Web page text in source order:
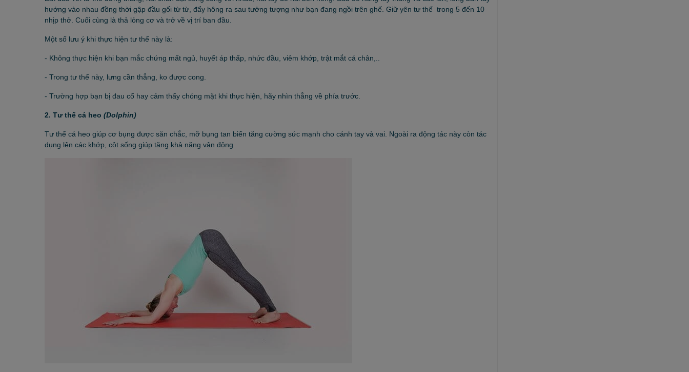
hướng vào nhau đồng thời gập đầu gối từ từ, đẩy hông ra sau tưởng tượng như bạn đang ngồi trên ghế. Giữ yên tư thế trong 5 đến 10
nhịp thở. Cuối cùng là thả lỏng cơ và trở về vị trí ban đầu.
Một số lưu ý khi thực hiện tư thế này là:
- Không thực hiện khi bạn mắc chứng mất ngủ, huyết áp thấp, nhức đầu, viêm khớp, trật mắt cá chân,..
- Trong tư thế này, lưng cần thẳng, ko được cong.
- Trường hợp bạn bị đau cổ hay cảm thấy chóng mặt khi thực hiện, hãy nhìn thẳng về phía trước.
2. Tư thế cá heo (Dolphin)
Tư thế cá heo giúp cơ bụng được săn chắc, mỡ bụng tan biến tăng cường sức mạnh cho cánh tay và vai. Ngoài ra động tác này còn tác
dụng lên các khớp, cột sống giúp tăng khả năng vận động